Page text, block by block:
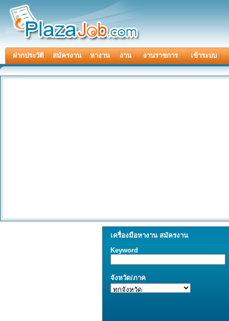
ฝากประวัติ สมัครงาน หางาน งาน งานราชการ เข้าระบบ
เครื่องมือหางาน สมัครงาน
Keyword
จังหวัด/ภาค